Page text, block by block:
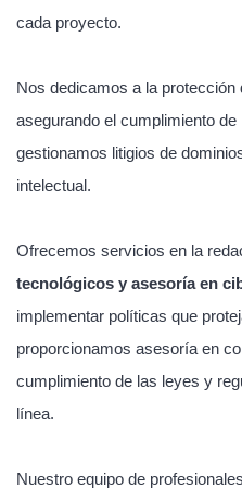
cada proyecto.
Nos dedicamos a la protección
asegurando el cumplimiento
gestionamos litigios de
intelectual.
Ofrecemos servicios en la
tecnológicos y asesoría en
implementar políticas que
proporcionamos asesoría en
cumplimiento de las leyes y
línea.
Nuestro equipo de